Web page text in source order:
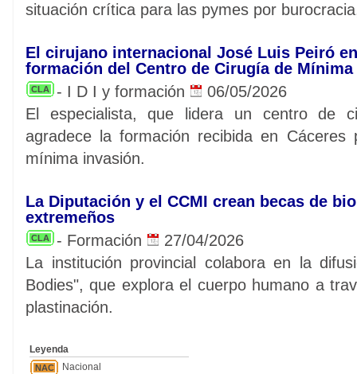
situación crítica para las pymes por
El cirujano internacional José Luis Peiró
formación del Centro de Cirugía de
CLA - I D I y formación
06/05/2026
El especialista, que lidera un centro de
agradece la formación recibida en
mínima invasión.
La Diputación y el CCMI crean becas de
extremeños
CLA - Formación
27/04/2026
La institución provincial colabora en la
Bodies", que explora el cuerpo humano a
plastinación.
Leyenda
NAC Nacional